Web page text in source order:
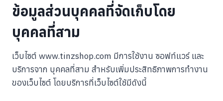
ข้อมูลส่วนบุคคลที่จัดเก็บโดย
บุคคลที่สาม
เว็บไซต์ www.tinzshop.com มีการใช้งาน ซอฟท์แวร์ และ
บริการจาก บุคคลที่สาม สำหรับเพิ่มประสิทธิภาพการทำงาน
ของเว็บไซต์ โดยบริการที่เว็บไซต์ใช้มีดังนี้